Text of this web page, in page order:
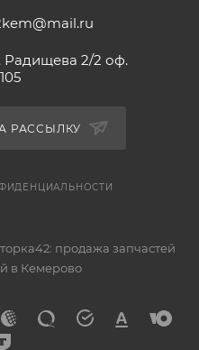
STD
Радищева 2/2 оф.
105
РАССЫЛКУ
продажа запчастей
в Кемерово